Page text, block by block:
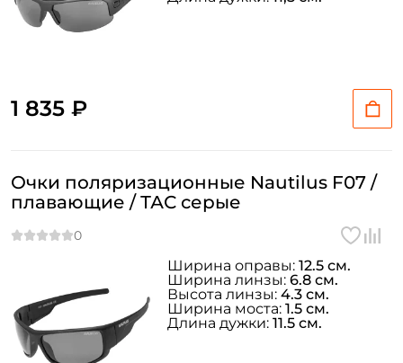
1 835 ₽
Очки поляризационные Nautilus F07 /
плавающие / ТАС серые
Ширина оправы: 12.5 см.
Ширина линзы: 6.8 см.
Высота линзы: 4.3 см.
Ширина моста: 1.5 см.
Длина дужки: 11.5 см.